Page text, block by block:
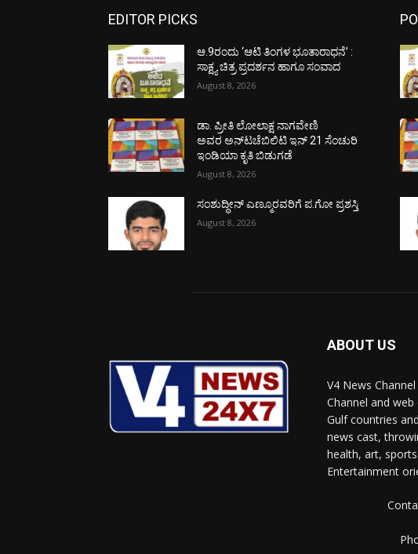
EDITOR PICKS
ಆ.9ರಂದು ‘ಆಟಿ ತಿಂಗಳ ಭೂತಾರಾಧನೆ’ :
ಸಾಕ್ಷ್ಯ ಚಿತ್ರ ಪ್ರದರ್ಶನ ಹಾಗೂ ಸಂವಾದ
August 8, 2026
ಡಾ. ಪ್ರೀತಿ ಲೋಲಾಕ್ಷ ನಾಗವೇಣಿ
ಅವರ ಅನ್‌ಟಚೆಬಿಲಿಟಿ ಇನ್ 21 ಸೆಂಚುರಿ
ಇಂಡಿಯಾ ಕೃತಿ ಬಿಡುಗಡೆ
August 8, 2026
ಸಂಶುದ್ಧೀನ್ ಎಣ್ಮೂರವರಿಗೆ ಪ.ಗೋ ಪ್ರಶಸ್ತಿ
August 8, 2026
ABOUT US
V4 News
Channel and
Gulf countries
news cast,
health, art,
Entertainment